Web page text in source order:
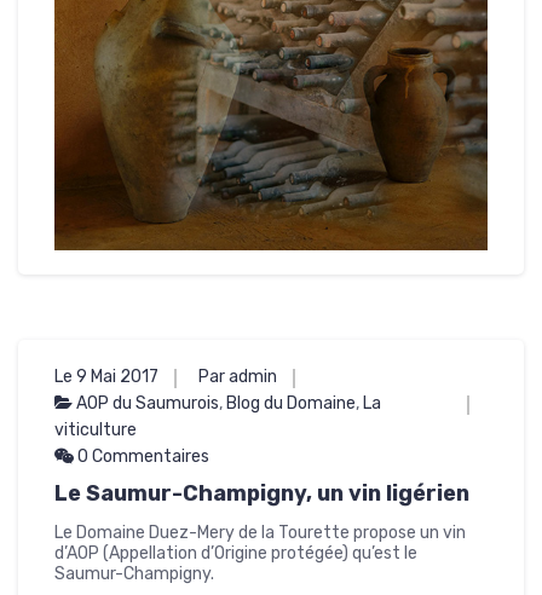
Le 9 Mai 2017
Par admin
AOP du Saumurois, Blog du Domaine, La
viticulture
0 Commentaires
Le Saumur-Champigny, un vin ligérien
Le Domaine Duez-Mery de la Tourette propose un vin
d’AOP (Appellation d’Origine protégée) qu’est le
Saumur-Champigny.